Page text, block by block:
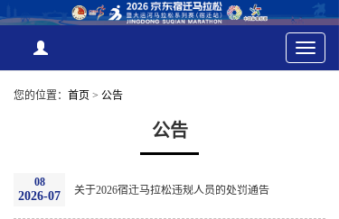
Toggle
您的位置： 首页 > 公告
公告
08
2026-07 关于2026宿迁马拉松违规人员的处罚通告